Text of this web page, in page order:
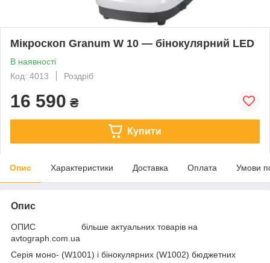
Мікроскоп Granum W 10 — бінокулярний LED
В наявності
Код: 4013
Роздріб
16 590 ₴
Купити
Опис Характеристики Доставка Оплата Умови
Опис
ОПИС більше актуальних товарів на
avtograph.com.ua
Серія моно- (W1001) і бінокулярних (W1002) бюджетних